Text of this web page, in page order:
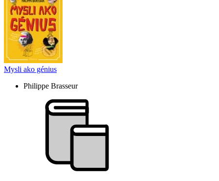
Mysli ako génius
Philippe Brasseur